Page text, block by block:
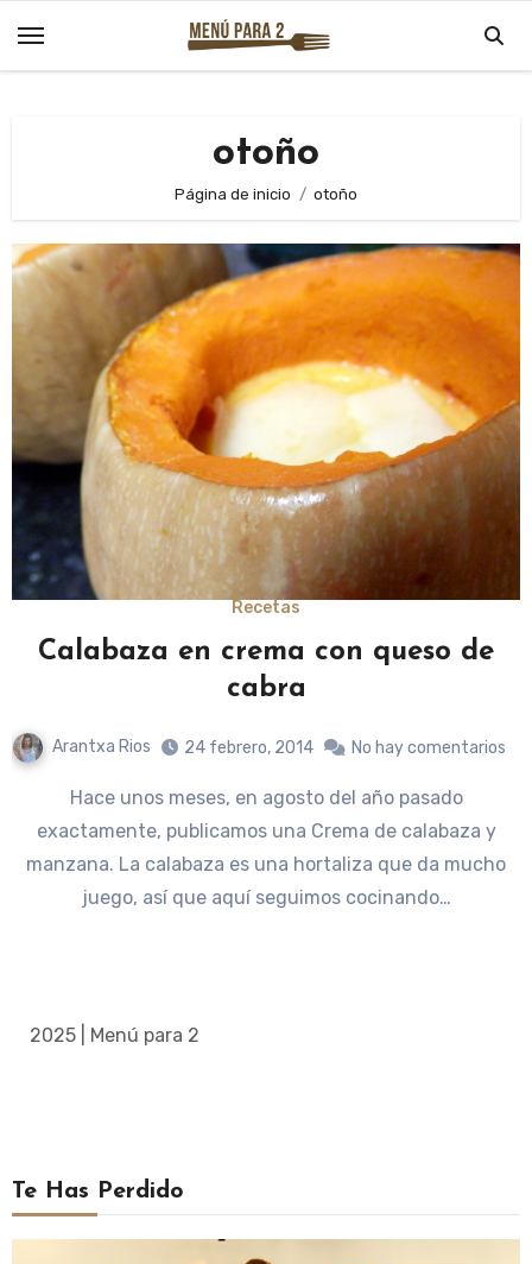
otoño
Página de inicio otoño
Recetas
Calabaza en crema con queso de
cabra
Arantxa Rios 24 febrero, 2014 No hay comentarios
Hace unos meses, en agosto del año pasado
exactamente, publicamos una Crema de calabaza y
manzana. La calabaza es una hortaliza que da mucho
juego, así que aquí seguimos cocinando…
2025 | Menú para 2
Te Has Perdido